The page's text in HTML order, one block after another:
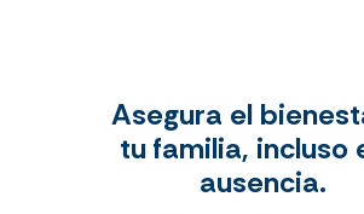
Asegura el
tu familia, incluso
ausencia.